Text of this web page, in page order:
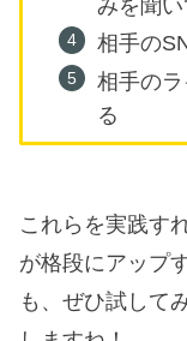
みを聞
相手の
相手の
る
これらを実践す
が格段にアップ
も、ぜひ試して